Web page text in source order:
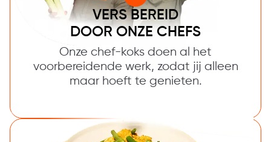
VERS BEREID
DOOR ONZE CHEFS
Onze chef-koks doen al het
voorbereidende werk, zodat jij alleen
maar hoeft te genieten.